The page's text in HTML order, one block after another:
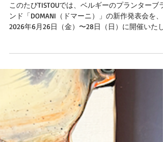
「DOMANI」新作発表会
このたびTISTOUでは、ベルギーのプランターブラ
ンド「DOMANI（ドマーニ）」の新作発表会を、
2026年6月26日（金）〜28日（日）に開催いたし
す。会場となる東京・外苑前のグリーンショップ
「FUGA」では、「MOYA」「HAMBURG」をはじめ